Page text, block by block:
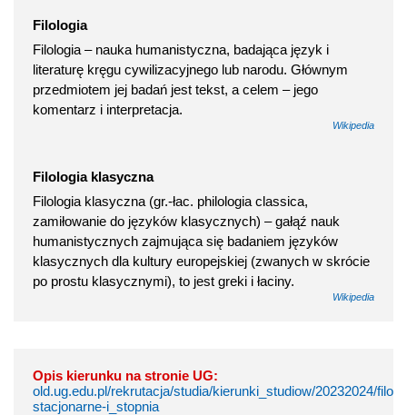
Filologia
Filologia – nauka humanistyczna, badająca język i
literaturę kręgu cywilizacyjnego lub narodu. Głównym
przedmiotem jej badań jest tekst, a celem – jego
komentarz i interpretacja.
Wikipedia
Filologia klasyczna
Filologia klasyczna (gr.-łac. philologia classica,
zamiłowanie do języków klasycznych) – gałąź nauk
humanistycznych zajmująca się badaniem języków
klasycznych dla kultury europejskiej (zwanych w skrócie
po prostu klasycznymi), to jest greki i łaciny.
Wikipedia
Opis kierunku na stronie UG:
old.ug.edu.pl/rekrutacja/studia/kierunki_studiow/20232024/
stacjonarne-i_stopnia